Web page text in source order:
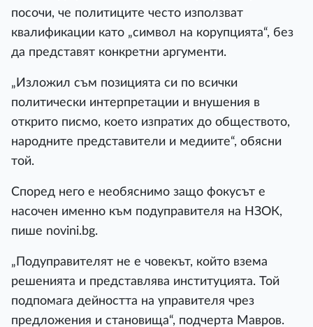
посочи, че политиците често използват
квалификации като „символ на корупцията“, без
да представят конкретни аргументи.
„Изложил съм позицията си по всички
политически интерпретации и внушения в
открито писмо, което изпратих до обществото,
народните представители и медиите“, обясни
той.
Според него е необяснимо защо фокусът е
насочен именно към подуправителя на НЗОК,
пише novini.bg.
„Подуправителят не е човекът, който взема
решенията и представлява институцията. Той
подпомага дейността на управителя чрез
предложения и становища“, подчерта Мавров.